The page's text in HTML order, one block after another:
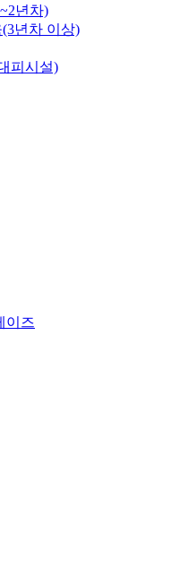
년차)
년차 이상)
피시설)
이즈